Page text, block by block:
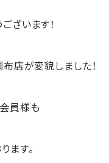
ざいます！
店が変貌しました！
員様も
ます。